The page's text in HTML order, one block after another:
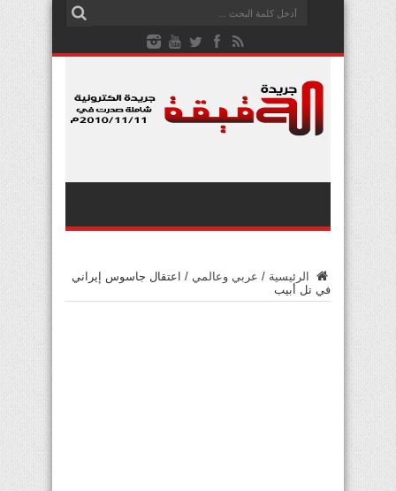
الرئيسية / عربي وعالمي / اعتقال جاسوس إيراني
في تل أبيب